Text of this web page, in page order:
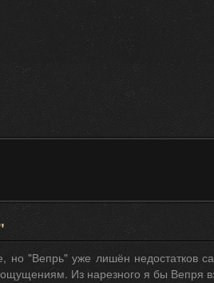
но "Вепрь" уже лишён недостатков
Из нарезного я бы Вепря